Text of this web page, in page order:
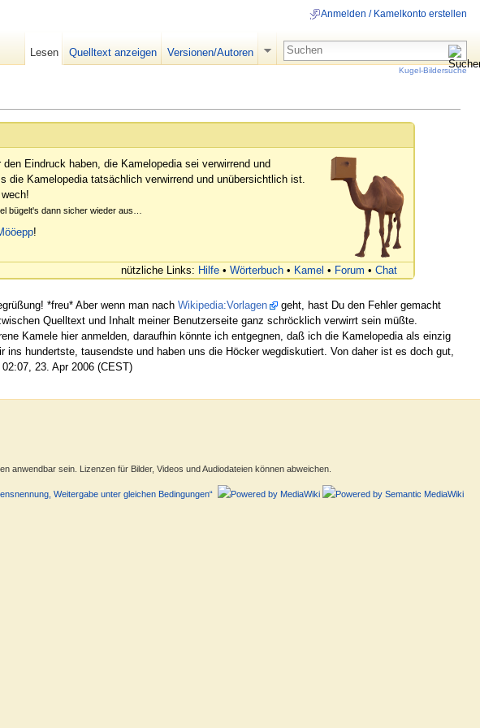
Eindruck haben, die Kamelopedia sei verwirrend und
Kamelopedia tatsächlich verwirrend und unübersichtlich ist.
bügelt's dann sicher wieder aus…
!
nützliche Links: Hilfe • Wörterbuch • Kamel • Forum • Chat
*freu* Aber wenn man nachWikipedia:Vorlagen
geht, hast Du den Fehler gemacht
Quelltext und Inhalt meiner Benutzerseite ganz schröcklich verwirrt sein müßte.
Kamele hier anmelden, daraufhin könnte ich entgegnen, daß ich die Kamelopedia als einzig
hundertste, tausendste und haben uns die Höcker wegdiskutiert. Von daher ist es doch gut,
02:07, 23. Apr 2006 (CEST)
Anmelden / Kamelkonto erstellen
Lesen Quelltext anzeigen Versionen/Autoren
Kugel-Bildersuche
anwendbar sein. Lizenzen für Bilder, Videos und Audiodateien können abweichen.